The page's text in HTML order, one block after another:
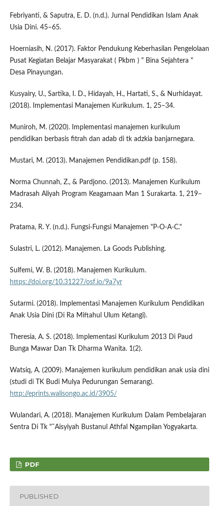
Febriyanti, & Saputra, E. D. (n.d.). Jurnal Pendidikan Islam Anak
Usia Dini. 45–65.
Hoerniasih, N. (2017). Faktor Pendukung Keberhasilan Pengelolaan
Pusat Kegiatan Belajar Masyarakat ( Pkbm ) " Bina Sejahtera "
Desa Pinayungan.
Kusyairy, U., Sartika, I. D., Hidayah, H., Hartati, S., & Nurhidayat.
(2018). Implementasi Manajemen Kurikulum. 1, 25–34.
Muniroh, M. (2020). Implementasi manajemen kurikulum
pendidikan berbasis fitrah dan adab di tk adzkia banjarnegara.
Mustari, M. (2013). Manajemen Pendidikan.pdf (p. 158).
Norma Chunnah, Z., & Pardjono. (2013). Manajemen Kurikulum
Madrasah Aliyah Program Keagamaan Man 1 Surakarta. 1, 219–
234.
Pratama, R. Y. (n.d.). Fungsi-Fungsi Manajemen "P-O-A-C."
Sulastri, L. (2012). Manajemen. La Goods Publishing.
Sulfemi, W. B. (2018). Manajemen Kurikulum.
https://doi.org/10.31227/osf.io/9a7yr
Sutarmi. (2018). Implementasi Manajemen Kurikulum Pendidikan
Anak Usia Dini (Di Ra Miftahul Ulum Ketangi).
Theresia, A. S. (2018). Implementasi Kurikulum 2013 Di Paud
Bunga Mawar Dan Tk Dharma Wanita. 1(2).
Watsiq, A. (2009). Manajemen kurikulum pendidikan anak usia dini
(studi di TK Budi Mulya Pedurungan Semarang).
http://eprints.walisongo.ac.id/3905/
Wulandari, A. (2018). Manajemen Kurikulum Dalam Pembelajaran
Sentra Di Tk "˜Aisyiyah Bustanul Athfal Ngampilan Yogyakarta.
PDF
PUBLISHED